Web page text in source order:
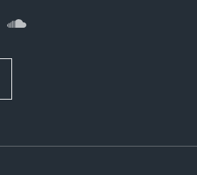
FlickrSoundCloud